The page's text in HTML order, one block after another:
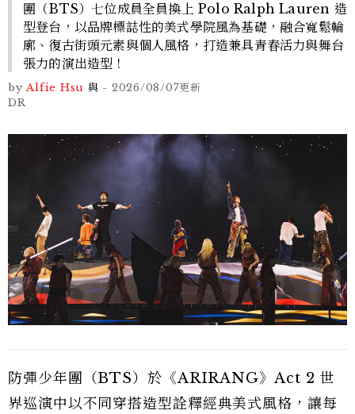
團（BTS）七位成員全員換上 Polo Ralph Lauren 造
型登台，以品牌標誌性的美式學院風為基礎，融合寬鬆輪
廓、復古街頭元素與個人風格，打造兼具青春活力與舞台
張力的演出造型！
by Alfie Hsu 與 - 2026/08/07更新
DR
防彈少年團（BTS）於《ARIRANG》Act 2 世
界巡演中以不同穿搭造型詮釋經典美式風格，讓每